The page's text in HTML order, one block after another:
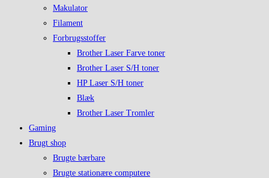
Makulator
Filament
Forbrugsstoffer
Brother Laser Farve toner
Brother Laser S/H toner
HP Laser S/H toner
Blæk
Brother Laser Tromler
Gaming
Brugt shop
Brugte bærbare
Brugte stationære computere